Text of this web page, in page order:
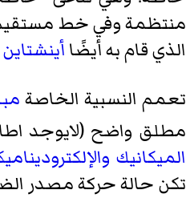
منتظمة وفي خط مستقيم.
الذي قام به أيضًا أينشتاين
تعمم النسبية الخاصة
مطلق واضح (لايوجد
الميكانيك
تكن حالة حركة مصدر